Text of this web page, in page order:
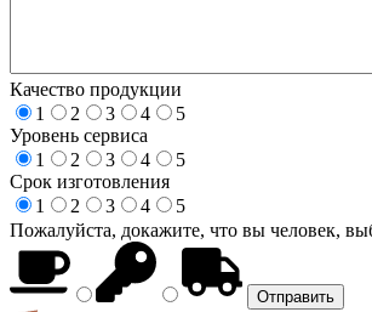
Качество продукции
1
2 3 4
5
Уровень сервиса
1
2 3 4
5
Срок изготовления
1
2 3 4
5
Пожалуйста, докажите, что вы человек,